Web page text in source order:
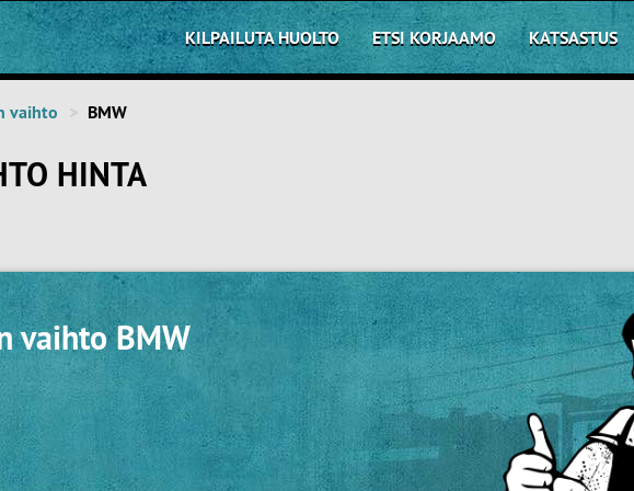
KILPAILUTA HUOLTO ETSI KORJAAMO KATSASTUS
vaihto BMW
HINTA
vaihto BMW